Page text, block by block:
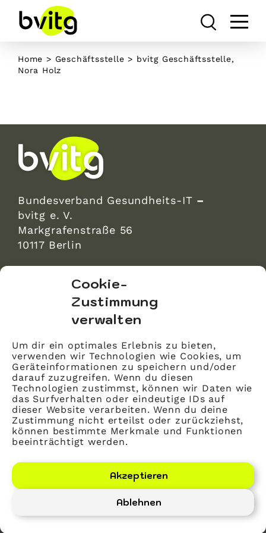
Cookie-
Zustimmung
verwalten
Um dir ein optimales Erlebnis zu bieten,
verwenden wir Technologien wie Cookies, um
Geräteinformationen zu speichern und/oder
darauf zuzugreifen. Wenn du diesen
Technologien zustimmst, können wir Daten wie
das Surfverhalten oder eindeutige IDs auf
dieser Website verarbeiten. Wenn du deine
Zustimmung nicht erteilst oder zurückziehst,
können bestimmte Merkmale und Funktionen
beeinträchtigt werden.
Akzeptieren
Ablehnen
content
Home > Geschäftsstelle > bvitg Geschäftsstelle,
Nora Holz
Bundesverband Gesundheits-IT –
bvitg e. V.
Markgrafenstraße 56
10117 Berlin
Markgrafenstraße 56
10117 Berlin
Impressum
Kontakt
Datenschutz
Mitglied werden
LinkedIn
YouTube
Bundesverband Gesundheits-IT – bvitg e. V.
2026©